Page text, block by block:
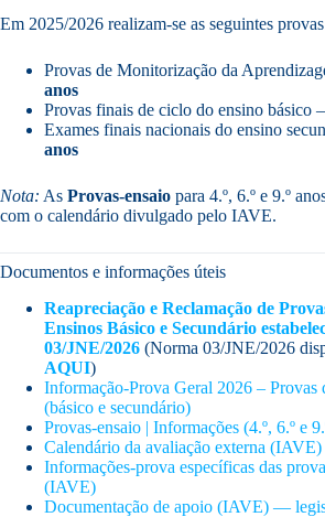
Em 2025/2026 realizam-se as seguintes
Provas de Monitorização da
anos
Provas finais de ciclo do ensino básico
Exames finais nacionais do ensino
anos
Nota: As Provas-ensaio para 4.º, 6.º e 9.º
com o calendário divulgado pelo IAVE.
Documentos e informações úteis
Reapreciação e Reclamação de
Ensinos Básico e Secundário
03/JNE/2026 (Norma 03/JNE/2026
AQUI)
Informação-Prova Geral 2026 – Provas
(básico e secundário)
Provas-ensaio | Informações (4.º, 6.º e
Calendário da avaliação externa (IAVE)
Informações-prova específicas das
(IAVE)
Documentação de apoio (IAVE) —